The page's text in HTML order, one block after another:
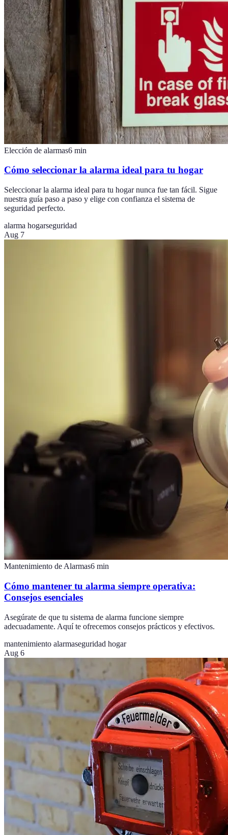
Elección de alarmas6 min
Cómo seleccionar la alarma ideal para tu hogar
Seleccionar la alarma ideal para tu hogar nunca fue tan fácil. Sigue
nuestra guía paso a paso y elige con confianza el sistema de
seguridad perfecto.
alarma hogarseguridad
Aug 7
Mantenimiento de Alarmas6 min
Cómo mantener tu alarma siempre operativa:
Consejos esenciales
Asegúrate de que tu sistema de alarma funcione siempre
adecuadamente. Aquí te ofrecemos consejos prácticos y efectivos.
mantenimiento alarmaseguridad hogar
Aug 6